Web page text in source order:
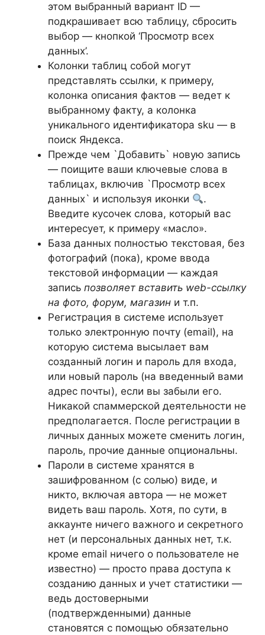
этом выбранный вариант ID —
подкрашивает всю таблицу, сбросить
выбор — кнопкой ‘Просмотр всех
данных’.
Колонки таблиц собой могут
представлять ссылки, к примеру,
колонка описания фактов — ведет к
выбранному факту, а колонка
уникального идентификатора sku — в
поиск Яндекса.
Прежде чем `Добавить` новую запись
— поищите ваши ключевые слова в
таблицах, включив `Просмотр всех
данных` и используя иконки
.
Введите кусочек слова, который вас
интересует, к примеру «масло».
База данных полностью текстовая, без
фотографий (пока), кроме ввода
текстовой информации — каждая
запись позволяет вставить web-ссылку
на фото, форум, магазин и т.п.
Регистрация в системе использует
только электронную почту (email), на
которую система высылает вам
созданный логин и пароль для входа,
или новый пароль (на введенный вами
адрес почты), если вы забыли его.
Никакой спаммерской деятельности не
предполагается. После регистрации в
личных данных можете сменить логин,
пароль, прочие данные опциональны.
Пароли в системе хранятся в
зашифрованном (с солью) виде, и
никто, включая автора — не может
видеть ваш пароль. Хотя, по сути, в
аккаунте ничего важного и секретного
нет (и персональных данных нет, т.к.
кроме email ничего о пользователе не
известно) — просто права доступа к
созданию данных и учет статистики —
ведь достоверными
(подтвержденными) данные
становятся с помощью обязательно